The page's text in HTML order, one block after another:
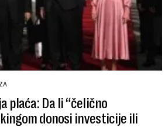
plaća: Da li “čelično
donosi investicije ili